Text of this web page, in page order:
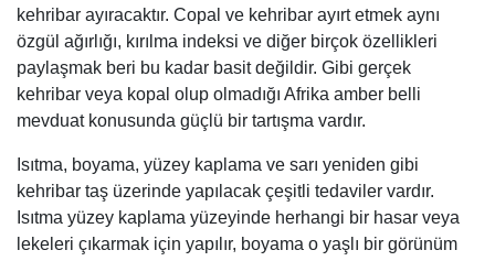
kehribar ayıracaktır. Copal ve kehribar ayırt etmek aynı
özgül ağırlığı, kırılma indeksi ve diğer birçok özellikleri
paylaşmak beri bu kadar basit değildir. Gibi gerçek
kehribar veya kopal olup olmadığı Afrika amber belli
mevduat konusunda güçlü bir tartışma vardır.
Isıtma, boyama, yüzey kaplama ve sarı yeniden gibi
kehribar taş üzerinde yapılacak çeşitli tedaviler vardır.
Isıtma yüzey kaplama yüzeyinde herhangi bir hasar veya
lekeleri çıkarmak için yapılır, boyama o yaşlı bir görünüm